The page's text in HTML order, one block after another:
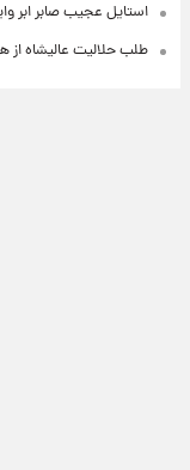
استایل عجیب صابر ابر
طلب حلالیت عالیشاه از